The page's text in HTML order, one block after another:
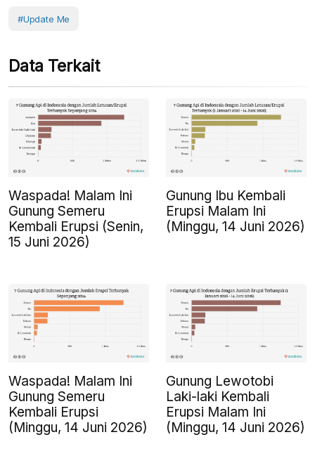
#Update Me
Data Terkait
Waspada! Malam Ini
Gunung Semeru
Kembali Erupsi (Senin,
15 Juni 2026)
Gunung Ibu Kembali
Erupsi Malam Ini
(Minggu, 14 Juni 2026)
Waspada! Malam Ini
Gunung Semeru
Kembali Erupsi
(Minggu, 14 Juni 2026)
Gunung Lewotobi
Laki-laki Kembali
Erupsi Malam Ini
(Minggu, 14 Juni 2026)